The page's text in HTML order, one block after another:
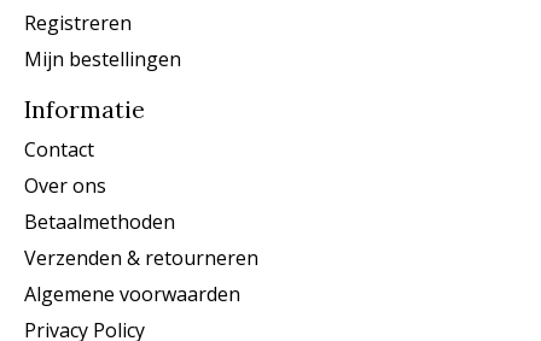
Registreren
Mijn bestellingen
Informatie
Contact
Over ons
Betaalmethoden
Verzenden & retourneren
Algemene voorwaarden
Privacy Policy